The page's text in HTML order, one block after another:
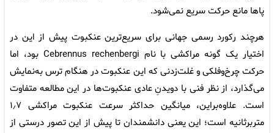
پاها مانع حرکت سریع نمی‌شود.
هرچند رکورد رسمی جهانی برای سریع‌ترین عنکبوت پیش از این در
اختیار یک گونه مراکشی با نام Cebrennus rechenbergi بود، اما
حرکت چرخ‌وفلکی و غلت‌زدنی که این عنکبوت در هنگام ترس به‌نمایش
می‌گذارد، از نظر فنی با دویدنِ عادی عنکبوت‌ها در این مطالعه متفاوت
است. علاوه‌براین، میانگین حداکثر سرعت عنکبوت مراکشی ۱٫۷
متربرثانیه است؛ این یعنی دانشمندان تا پیش از این تصور درستی از